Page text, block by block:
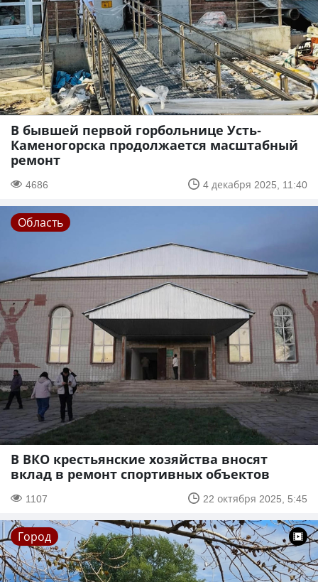
В бывшей первой горбольнице Усть-
Каменогорска продолжается масштабный
ремонт
4686 4 декабря 2025, 11:40
Область
В ВКО крестьянские хозяйства вносят
вклад в ремонт спортивных объектов
1107 22 октября 2025, 5:45
Город